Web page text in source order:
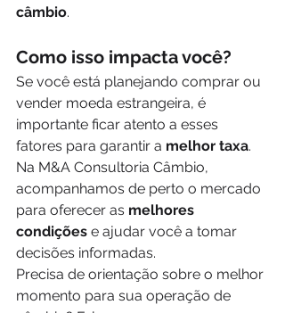
câmbio.
Como isso impacta você?
Se você está planejando comprar ou
vender moeda estrangeira, é
importante ficar atento a esses
fatores para garantir a melhor taxa.
Na M&A Consultoria Câmbio,
acompanhamos de perto o mercado
para oferecer as melhores
condições e ajudar você a tomar
decisões informadas.
Precisa de orientação sobre o melhor
momento para sua operação de